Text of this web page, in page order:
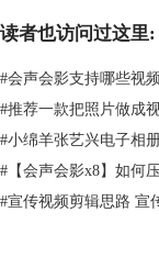
一、素材准备
网上下载一些复联3的
2、视频素材
中国电影制片厂片头，
给大家分享过的模板
3、背景音乐
读者也访问过这里:
#会声会影支持哪些视
#推荐一款把照片做成
#小绵羊张艺兴电子相
# 【会声会影x8】如何
#宣传视频剪辑思路 宣